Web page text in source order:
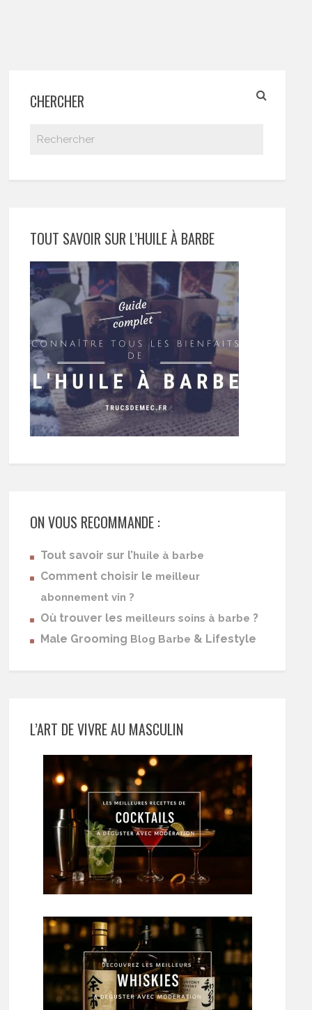
CHERCHER
TOUT SAVOIR SUR L’HUILE À BARBE
ON VOUS RECOMMANDE :
Tout savoir sur l’huile à barbe
Comment choisir le meilleur
abonnement vin ?
Où trouver les meilleurs soins à barbe ?
Male Grooming Blog Barbe & Lifestyle
L’ART DE VIVRE AU MASCULIN